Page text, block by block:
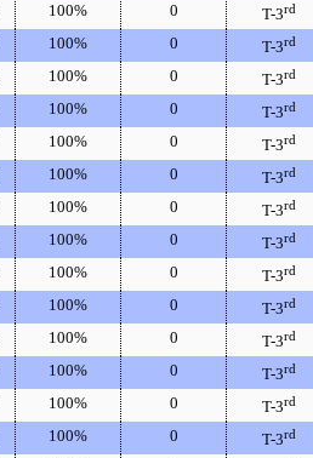
100% 0 T-3rd
100% 0 T-3rd
100% 0 T-3rd
100% 0 T-3rd
100% 0 T-3rd
100% 0 T-3rd
100% 0 T-3rd
100% 0 T-3rd
100% 0 T-3rd
100% 0 T-3rd
100% 0 T-3rd
100% 0 T-3rd
100% 0 T-3rd
100% 0 T-3rd